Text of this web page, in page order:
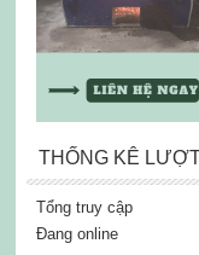
THỐNG KÊ
Tổng truy cập
Đang online